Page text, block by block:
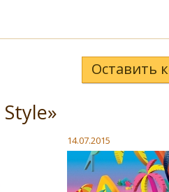
Оставить
14.07.2015